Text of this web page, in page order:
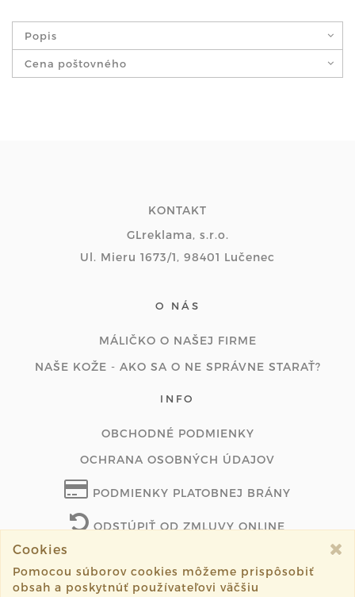
Popis
Cena poštovného
KONTAKT
GLreklama, s.r.o.
Ul. Mieru 1673/1, 98401 Lučenec
O NÁS
MÁLIČKO O NAŠEJ FIRME
NAŠE KOŽE - AKO SA O NE SPRÁVNE STARAŤ?
INFO
OBCHODNÉ PODMIENKY
OCHRANA OSOBNÝCH ÚDAJOV
PODMIENKY PLATOBNEJ BRÁNY
ODSTÚPIŤ OD ZMLUVY ONLINE
Cookies
Pomocou súborov cookies môžeme prispôsobiť
obsah a poskytnúť používateľovi väčšiu